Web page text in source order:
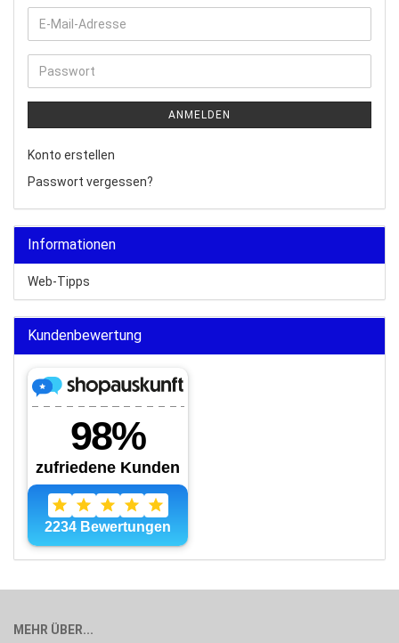
E-
Mail-
Adresse
Passwort
ANMELDEN
Konto erstellen
Passwort vergessen?
Informationen
Web-Tipps
Kundenbewertung
MEHR ÜBER...